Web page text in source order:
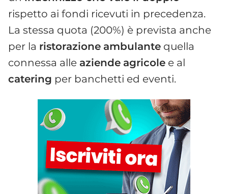
rispetto ai fondi ricevuti in precedenza.
La stessa quota (200%) è prevista anche
per la ristorazione ambulante quella
connessa alle aziende agricole e al
catering per banchetti ed eventi.